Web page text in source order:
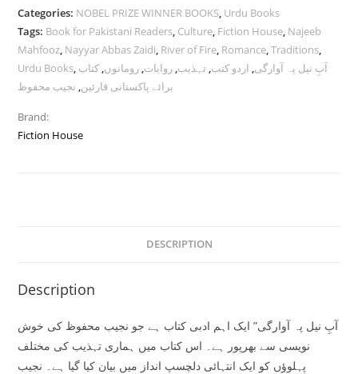
Categories: NOBEL PRIZE WINNER BOOKS, Urdu Books
Tags: Book for Pakistani Readers, Culture, Fiction House, Najeeb
Mahfooz, Nayyar Abbas Zaidi, River of Fire, Romance,Traditions,
Urdu Books, آبِ نیل پہ آوارگی, اردو کتب, تہذیب, روایات, رومانوں, کتاب
برائے پاکستانی قارئین, نجیب محفوظ
Brand:
Fiction House
DESCRIPTION
Description
آبِ نیل پہ آوارگی” ایک اہم ادبی کتاب ہے جو نجیب محفوظ کی خوش
نویسی سے بھرپور ہے۔ اس کتاب میں ہماری تہذیب کی مختلف
پہلوؤں کو ایک انتہائی دلچسپ انداز میں بیان کیا گیا ہے۔ نجیب